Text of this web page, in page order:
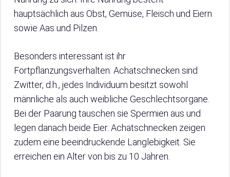
hauptsächlich aus Obst, Gemüse, Fleisch und Eiern
sowie Aas und Pilzen.
Besonders interessant ist ihr
Fortpflanzungsverhalten: Achatschnecken sind
Zwitter, d.h., jedes Individuum besitzt sowohl
männliche als auch weibliche Geschlechtsorgane.
Bei der Paarung tauschen sie Spermien aus und
legen danach beide Eier. Achatschnecken zeigen
zudem eine beeindruckende Langlebigkeit. Sie
erreichen ein Alter von bis zu 10 Jahren.